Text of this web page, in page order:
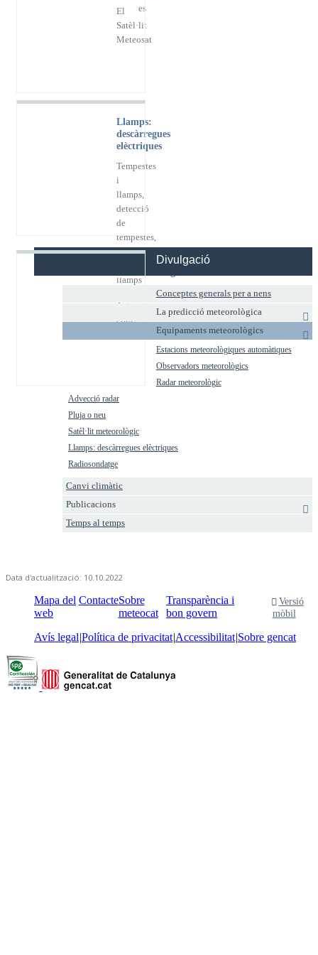
imatges
El
Satèl·lit
Meteosat
Llamps:
descàrregues
elèctriques
Tempestes
i
llamps,
detecció
de
tempestes,
detecció
llamps
precaucions
en
és i
com
radiosondatge
Divulgació
Conceptes generals per a nens
La predicció meteorològica
Equipaments meteorològics
Estacions meteorològiques automàtiques
Observadors meteorològics
Radar meteorològic
Advecció radar
Pluja o neu
Satèl·lit meteorològic
Llamps: descàrregues elèctriques
Radiosondatge
Canvi climàtic
Publicacions
Temps al temps
Data d'actualització: 10.10.2022
Mapa del
web
ContacteSobre
meteocat
Transparència i
bon govern
Versió
mòbil
Avís legal Política de privacitat Accessibilitat Sobre gencat